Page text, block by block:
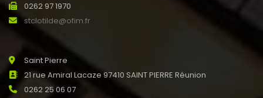
0262 97 1970
stclotilde@ofim.fr
Saint Pierre
21 rue Amiral Lacaze 97410 SAINT PIERRE Réunion
0262 25 06 07